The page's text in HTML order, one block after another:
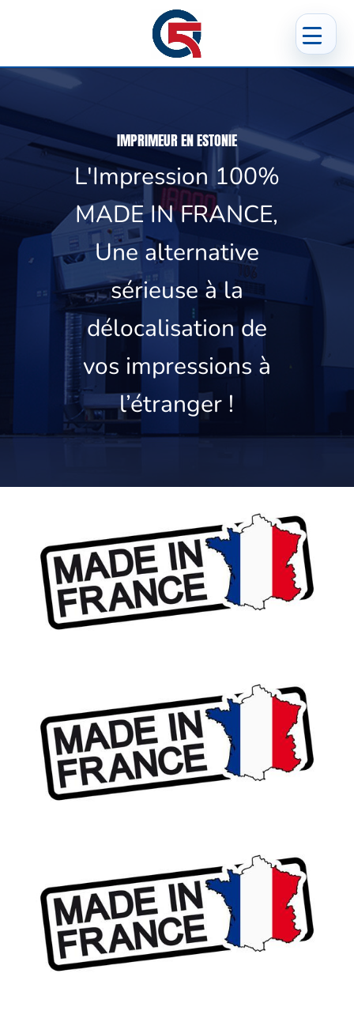
IMPRIMEUR EN ESTONIE
L'Impression 100%
MADE IN FRANCE,
Une alternative
sérieuse à la
délocalisation de
vos impressions à
l’étranger !